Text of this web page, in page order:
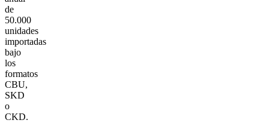
de
50.000
unidades
importadas
bajo
los
formatos
CBU,
SKD
o
CKD.